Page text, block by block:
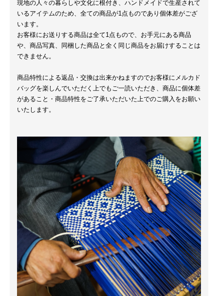
現地の人々の暮らしや文化に根付き、ハンドメイドで生産されて
いるアイテムのため、全ての商品が1点ものであり個体差がござ
います。
お客様にお送りする商品は全て1点もので、お手元にある商品
や、商品写真、同梱した商品と全く同じ商品をお届けすることは
できません。
商品特性による返品・交換は出来かねますのでお客様にメルカド
バッグを楽しんでいただく上でもご一読いただき、商品に個体差
があること・商品特性をご了承いただいた上でのご購入をお願い
いたします。